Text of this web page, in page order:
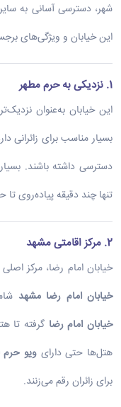
شهر، دسترسی آسانی به
این خیابان و ویژگی‌های
1. نزدیکی به حرم مطهر
این خیابان به‌عنوان
بسیار مناسب برای زائرانی
دسترسی داشته باشند.
تنها چند دقیقه پیاده‌روی تا
2. مرکز اقامتی مشهد
خیابان امام رضا، مرکز
خیابان امام رضا مشهد
خیابان امام رضا گرفته تا
هتل‌ها حتی دارایویو حرم
برای زائران رقم می‌زنند.